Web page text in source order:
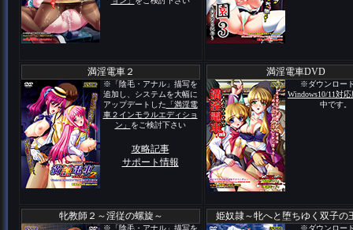
満淫電車２
※「陰毛・アナル」描写を
追加し、システムを大幅に
アップデートした 「満淫電
車２インモラルエディショ
ン」
をご検討下さい
攻略記事
サポート情報
満淫電車DVD
※ダウンロー
Windows10/11対応
中です。
牝教師２～淫従の螺旋～
※「陰毛・アナル」描写を
姫奴隷～牝へと堕ちゆく双子の
※ダウンロー